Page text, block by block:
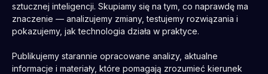
sztucznej inteligencji. Skupiamy się na tym, co naprawdę ma
znaczenie — analizujemy zmiany, testujemy rozwiązania i
pokazujemy, jak technologia działa w praktyce.
Publikujemy starannie opracowane analizy, aktualne
informacje i materiały, które pomagają zrozumieć kierunek